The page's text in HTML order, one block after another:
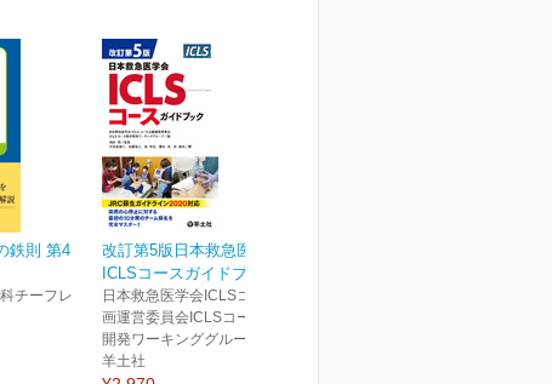
鉄則 第4
チーフレ
改訂第5版日本救急医学会
ICLSコースガイドブック
日本救急医学会ICLSコース企
画運営委員会ICLSコース教材
開発ワーキンググループ(編)
羊土社